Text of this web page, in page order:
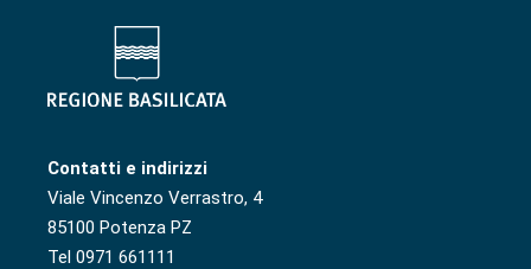
Contatti e indirizzi
Viale Vincenzo Verrastro, 4
85100 Potenza PZ
Tel 0971 661111